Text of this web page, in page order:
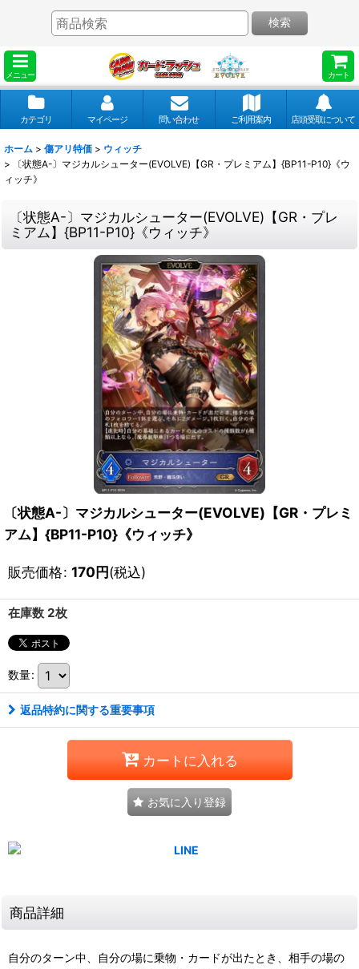
メニュー カート
検索
カテゴリ マイページ 問い合わせ ご利用案内 店頭受取について
ホーム > 傷アリ特価 > ウィッチ
>
〔状態A-〕マジカルシューター(EVOLVE)【GR・プレミアム】{BP11-P10}《ウ
ィッチ》
〔状態A-〕マジカルシューター(EVOLVE)【GR・プレ
ミアム】{BP11-P10}《ウィッチ》
〔状態A-〕マジカルシューター(EVOLVE)【GR・プレミ
アム】{BP11-P10}《ウィッチ》
販売価格: 170円(税込)
在庫数 2枚
数量:
返品特約に関する重要事項
カートに入れる
お気に入り登録
商品詳細
自分のターン中、自分の場に乗物・カードが出たとき、相手の場の